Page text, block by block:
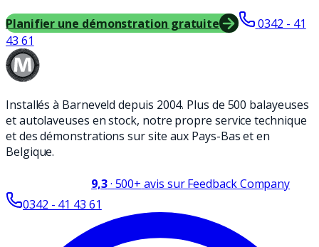
Planifier une démonstration gratuite
0342 - 41
43 61
Installés à Barneveld depuis 2004. Plus de 500 balayeuses
et autolaveuses en stock, notre propre service technique
et des démonstrations sur site aux Pays-Bas et en
Belgique.
9,3· 500+ avis sur Feedback Company
0342 - 41 43 61